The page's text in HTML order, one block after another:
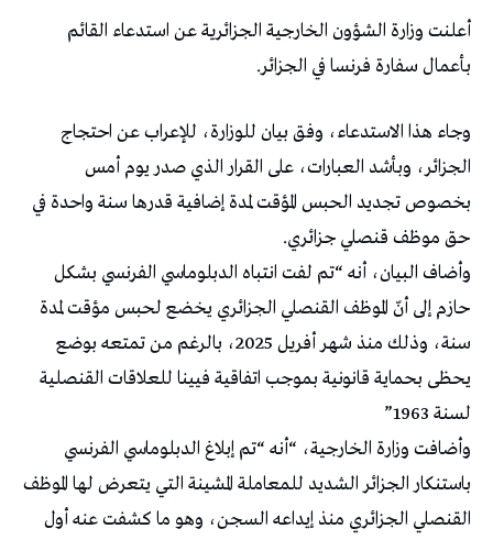
أعلنت وزارة الشؤون الخارجية الجزائرية عن استدعاء القائم
بأعمال سفارة فرنسا في الجزائر.
وجاء هذا الاستدعاء، وفق بيان للوزارة، للإعراب عن احتجاج
الجزائر، وبأشد العبارات، على القرار الذي صدر يوم أمس
بخصوص تجديد الحبس المؤقت لمدة إضافية قدرها سنة واحدة في
حق موظف قنصلي جزائري.
وأضاف البيان، أنه “تم لفت انتباه الدبلوماسي الفرنسي بشكل
حازم إلى أنّ الموظف القنصلي الجزائري يخضع لحبس مؤقت لمدة
سنة، وذلك منذ شهر أفريل 2025، بالرغم من تمتعه بوضع
يحظى بحماية قانونية بموجب اتفاقية فيينا للعلاقات القنصلية
لسنة 1963”
وأضافت وزارة الخارجية، “أنه “تم إبلاغ الدبلوماسي الفرنسي
باستنكار الجزائر الشديد للمعاملة المشينة التي يتعرض لها الموظف
القنصلي الجزائري منذ إيداعه السجن، وهو ما كشفت عنه أول